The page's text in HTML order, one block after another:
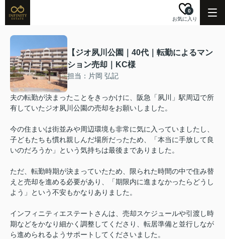
お気に入り
0
【ジオ夙川公園｜40代｜転勤によるマン
ション売却｜KC様
担当：片岡 弘記
夫の転勤が決まったことをきっかけに、阪急「夙川」駅周辺で所
有していたジオ夙川公園の売却をお願いしました。
今の住まいは街並みや周辺環境も非常に気に入っていましたし、
子どもたちも慣れ親しんだ場所だったため、「本当に手放して良
いのだろうか」という気持ちは最後までありました。
ただ、転勤時期が決まっていたため、限られた時間の中で住み替
えと売却を進める必要があり、「期限内に進まなかったらどうし
よう」という不安もかなりありました。
インフィニティエステートさんは、売却スケジュールや引渡し時
期などをかなり細かく調整してくださり、転居準備と並行しなが
ら進められるようサポートしてくださいました。